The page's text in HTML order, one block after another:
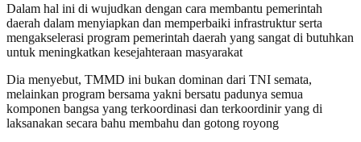
Dalam hal ini di wujudkan dengan cara membantu pemerintah
daerah dalam menyiapkan dan memperbaiki infrastruktur serta
mengakselerasi program pemerintah daerah yang sangat di butuhkan
untuk meningkatkan kesejahteraan masyarakat
Dia menyebut, TMMD ini bukan dominan dari TNI semata,
melainkan program bersama yakni bersatu padunya semua
komponen bangsa yang terkoordinasi dan terkoordinir yang di
laksanakan secara bahu membahu dan gotong royong